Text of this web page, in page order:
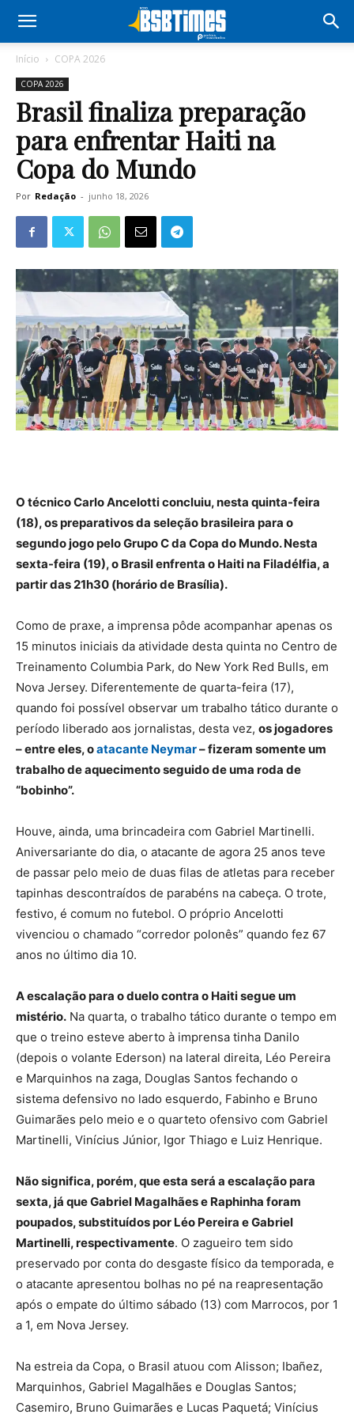
Início COPA 2026
COPA 2026
Brasil finaliza preparação
para enfrentar Haiti na
Copa do Mundo
Por Redação - junho 18, 2026
O técnico Carlo Ancelotti concluiu, nesta quinta-feira
(18), os preparativos da seleção brasileira para o
segundo jogo pelo Grupo C da Copa do Mundo. Nesta
sexta-feira (19), o Brasil enfrenta o Haiti na Filadélfia, a
partir das 21h30 (horário de Brasília).
Como de praxe, a imprensa pôde acompanhar apenas os
15 minutos iniciais da atividade desta quinta no Centro de
Treinamento Columbia Park, do New York Red Bulls, em
Nova Jersey. Diferentemente de quarta-feira (17),
quando foi possível observar um trabalho tático durante o
período liberado aos jornalistas, desta vez, os jogadores
– entre eles, oatacante Neymar– fizeram somente um
trabalho de aquecimento seguido de uma roda de
“bobinho”.
Houve, ainda, uma brincadeira com Gabriel Martinelli.
Aniversariante do dia, o atacante de agora 25 anos teve
de passar pelo meio de duas filas de atletas para receber
tapinhas descontraídos de parabéns na cabeça. O trote,
festivo, é comum no futebol. O próprio Ancelotti
vivenciou o chamado “corredor polonês” quando fez 67
anos no último dia 10.
A escalação para o duelo contra o Haiti segue um
mistério. Na quarta, o trabalho tático durante o tempo em
que o treino esteve aberto à imprensa tinha Danilo
(depois o volante Ederson) na lateral direita, Léo Pereira
e Marquinhos na zaga, Douglas Santos fechando o
sistema defensivo no lado esquerdo, Fabinho e Bruno
Guimarães pelo meio e o quarteto ofensivo com Gabriel
Martinelli, Vinícius Júnior, Igor Thiago e Luiz Henrique.
Não significa, porém, que esta será a escalação para
sexta, já que Gabriel Magalhães e Raphinha foram
poupados, substituídos por Léo Pereira e Gabriel
Martinelli, respectivamente. O zagueiro tem sido
preservado por conta do desgaste físico da temporada, e
o atacante apresentou bolhas no pé na reapresentação
após o empate do último sábado (13) com Marrocos, por 1
a 1, em Nova Jersey.
Na estreia da Copa, o Brasil atuou com Alisson; Ibañez,
Marquinhos, Gabriel Magalhães e Douglas Santos;
Casemiro, Bruno Guimarães e Lucas Paquetá; Vinícius